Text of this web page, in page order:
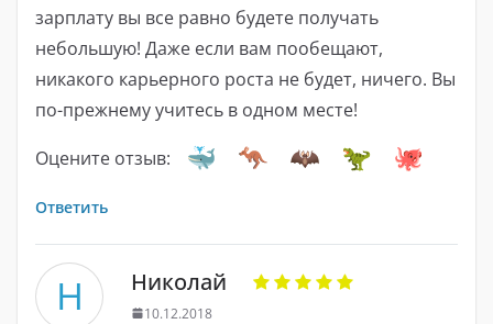
зарплату вы все равно будете получать
небольшую! Даже если вам пообещают,
никакого карьерного роста не будет, ничего. Вы
по-прежнему учитесь в одном месте!
Оцените отзыв:
Ответить
Н Николай
10.12.2018